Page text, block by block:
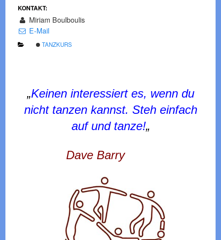
KONTAKT:
Miriam Boulboulis
E-Mail
TANZKURS
„Keinen interessiert es, wenn du
nicht tanzen kannst. Steh einfach
auf und tanze!„
Dave Barry